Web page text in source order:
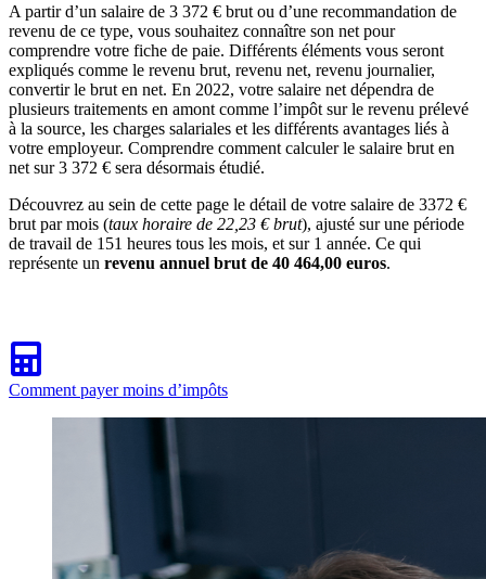
A partir d’un salaire de 3 372 € brut ou d’une recommandation de
revenu de ce type, vous souhaitez connaître son net pour
comprendre votre fiche de paie. Différents éléments vous seront
expliqués comme le revenu brut, revenu net, revenu journalier,
convertir le brut en net. En 2022, votre salaire net dépendra de
plusieurs traitements en amont comme l’impôt sur le revenu prélevé
à la source, les charges salariales et les différents avantages liés à
votre employeur. Comprendre comment calculer le salaire brut en
net sur 3 372 € sera désormais étudié.
Découvrez au sein de cette page le détail de votre salaire de 3372 €
brut par mois (taux horaire de 22,23 € brut), ajusté sur une période
de travail de 151 heures tous les mois, et sur 1 année. Ce qui
représente un revenu annuel brut de 40 464,00 euros.
Comment payer moins d’impôts